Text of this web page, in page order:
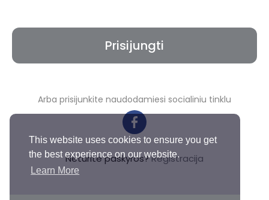
This website uses cookies to ensure you get
the best experience on our website.
Learn More
Prisijungti
Arba prisijunkite naudodamiesi socialiniu tinklu
Neturite paskyros?Registracija